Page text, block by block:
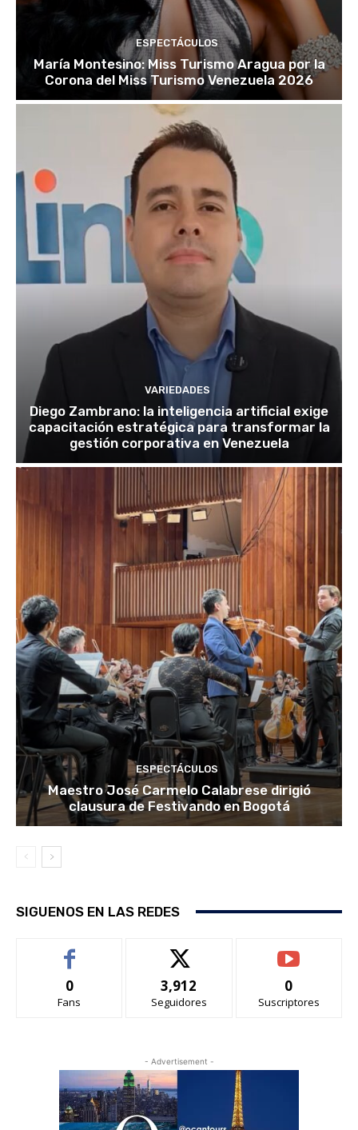
ESPECTÁCULOS
María Montesino: Miss Turismo Aragua por la
Corona del Miss Turismo Venezuela 2026
VARIEDADES
Diego Zambrano: la inteligencia artificial exige
capacitación estratégica para transformar la
gestión corporativa en Venezuela
ESPECTÁCULOS
Maestro José Carmelo Calabrese dirigió
clausura de Festivando en Bogotá
SIGUENOS EN LAS REDES
0
Fans
3,912
Seguidores
0
Suscriptores
- Advertisement -